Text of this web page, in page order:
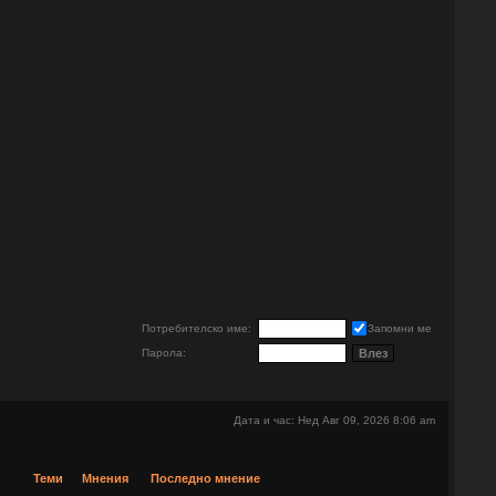
Потребителско име:
Запомни ме
Парола:
Дата и час: Нед Авг 09, 2026 8:06 am
Теми Мнения Последно мнение